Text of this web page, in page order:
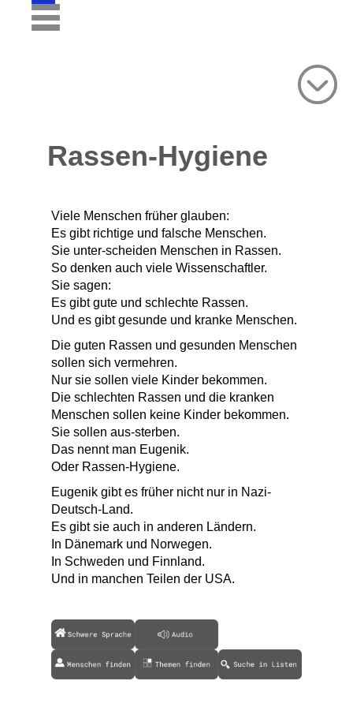
Rassen-Hygiene
Viele Menschen früher glauben:
Es gibt richtige und falsche Menschen.
Sie unter-scheiden Menschen in Rassen.
So denken auch viele Wissenschaftler.
Sie sagen:
Es gibt gute und schlechte Rassen.
Und es gibt gesunde und kranke Menschen.
Die guten Rassen und gesunden Menschen
sollen sich vermehren.
Nur sie sollen viele Kinder bekommen.
Die schlechten Rassen und die kranken
Menschen sollen keine Kinder bekommen.
Sie sollen aus-sterben.
Das nennt man Eugenik.
Oder Rassen-Hygiene.
Eugenik gibt es früher nicht nur in Nazi-
Deutsch-Land.
Es gibt sie auch in anderen Ländern.
In Dänemark und Norwegen.
In Schweden und Finnland.
Und in manchen Teilen der USA.